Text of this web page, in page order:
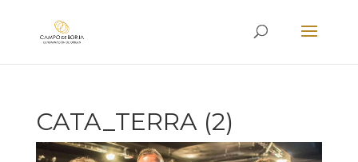
CATA_TERRA (2)